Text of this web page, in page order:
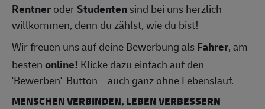
RentneroderStudentensind bei uns herzlich
willkommen, denn du zählst, wie du bist!
Wir freuen uns auf deine Bewerbung alsFahrer, am
bestenonline! Klicke dazu einfach auf den
'Bewerben'-Button – auch ganz ohne Lebenslauf.
MENSCHEN VERBINDEN, LEBEN VERBESSERN